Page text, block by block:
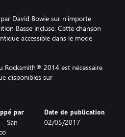
David Bowie sur n'importe
Basse incluse. Cette chanson
accessible dans le mode
Rocksmith® 2014 est nécessaire
disponibles sur
par
San
Date de publication
02/05/2017